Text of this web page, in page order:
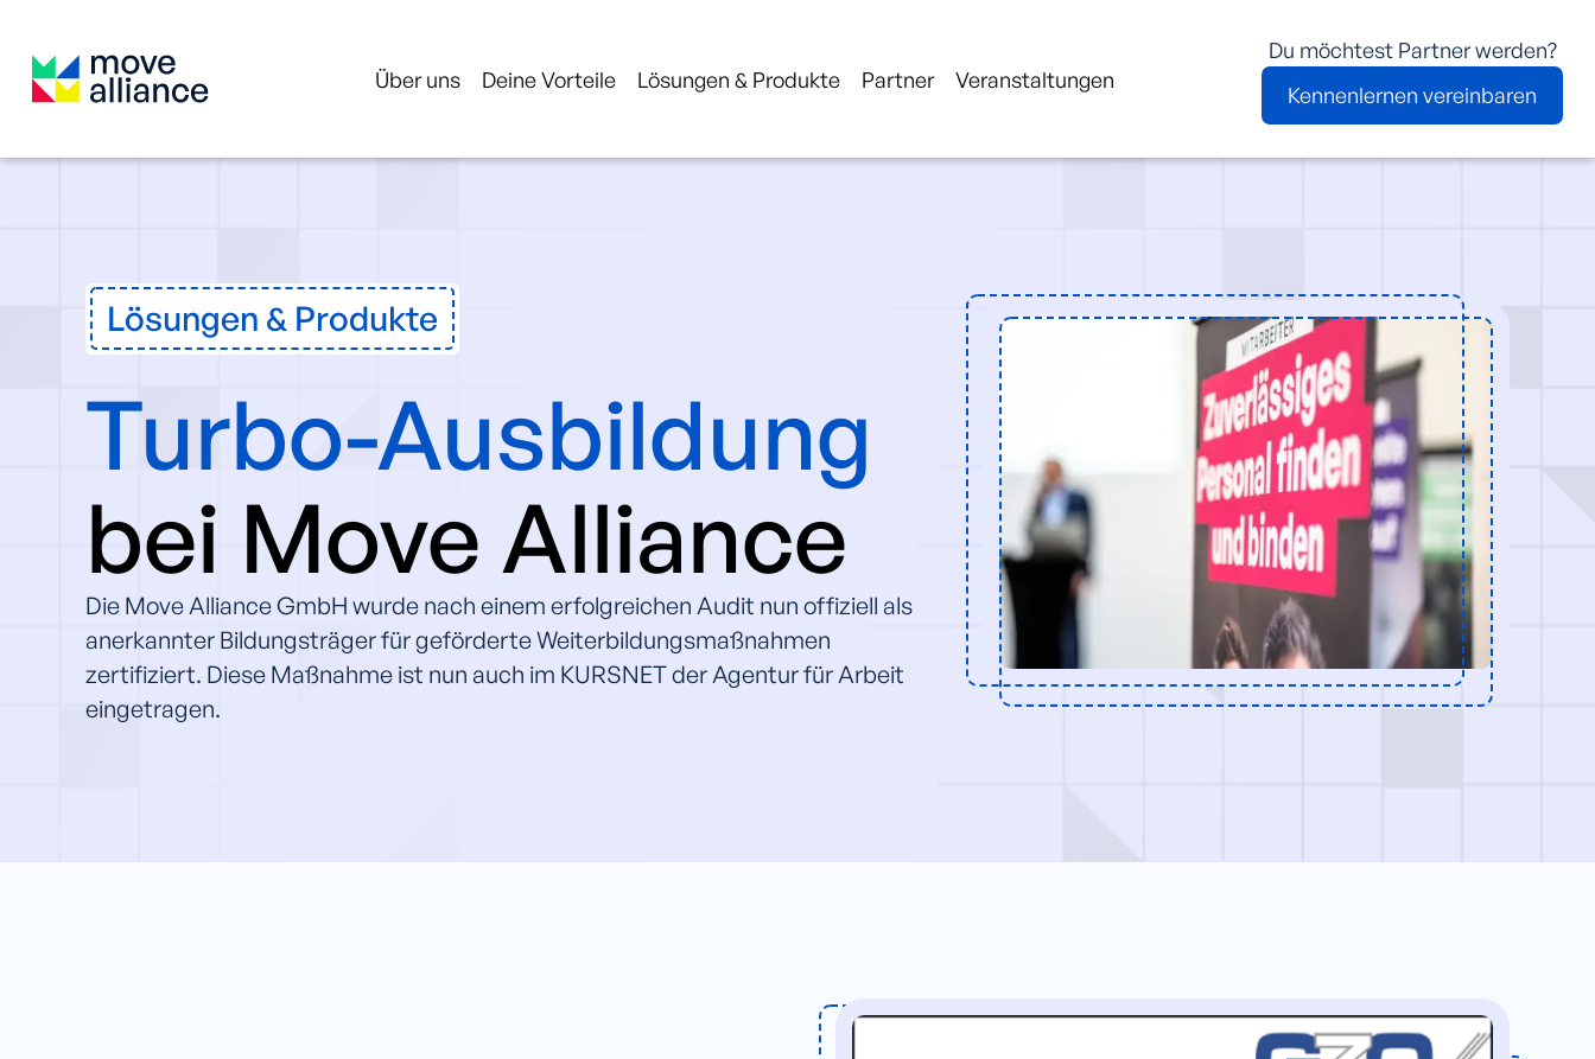
Du möchtest Partner werden?
Kennenlernen vereinbaren
Über uns Deine Vorteile Lösungen & Produkte Partner Veranstaltungen
Lösungen & Produkte
Turbo-Ausbildung
bei Move Alliance
Die Move Alliance GmbH wurde nach einem erfolgreichen Audit nun offiziell als
anerkannter Bildungsträger für geförderte Weiterbildungsmaßnahmen
zertifiziert. Diese Maßnahme ist nun auch im KURSNET der Agentur für Arbeit
eingetragen.